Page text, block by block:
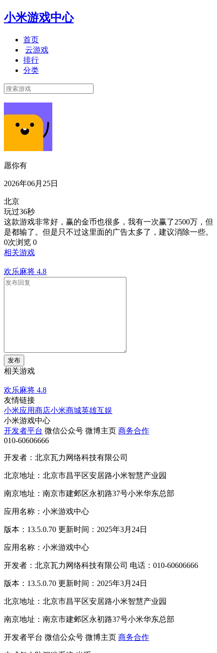
小米游戏中心
首页
云游戏
排行
分类
愿你有
2026年06月25日
北京
玩过36秒
这款游戏非常好，赢的金币也很多，我有一次赢了2500万，但
是都输了。但是只不过这里面的广告太多了，建议消除一些。
0次浏览 0
相关游戏
欢乐麻将 4.8
发布
相关游戏
欢乐麻将 4.8
友情链接
小米应用商店小米商城英雄互娱
小米游戏中心
开发者平台 微信公众号 微博主页 商务合作
010-60606666
开发者：北京瓦力网络科技有限公司
北京地址：北京市昌平区安居路小米智慧产业园
南京地址：南京市建邺区永初路37号小米华东总部
应用名称：小米游戏中心
版本：13.5.0.70 更新时间：2025年3月24日
应用名称：小米游戏中心
开发者：北京瓦力网络科技有限公司 电话：010-60606666
版本：13.5.0.70 更新时间：2025年3月24日
北京地址：北京市昌平区安居路小米智慧产业园
南京地址：南京市建邺区永初路37号小米华东总部
开发者平台 微信公众号 微博主页 商务合作